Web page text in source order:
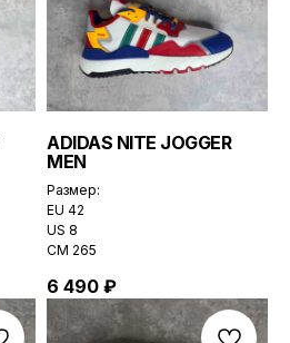
ADIDAS NITE JOGGER
MEN
Размер:
EU 42
US 8
CМ 265
6 490 ₽